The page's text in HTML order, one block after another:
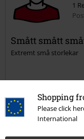
Shopping
Please click
International
1
Smått smått
Extremt små storlekar
Kvalité